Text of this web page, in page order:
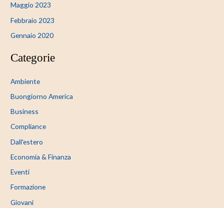
Maggio 2023
Febbraio 2023
Gennaio 2020
Categorie
Ambiente
Buongiorno America
Business
Compliance
Dall'estero
Economia & Finanza
Eventi
Formazione
Giovani